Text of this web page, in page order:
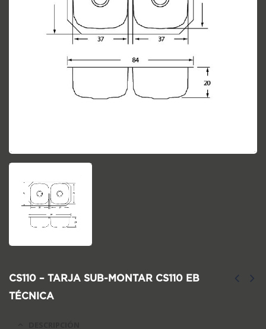
CS110 – TARJA SUB-MONTAR CS110 EB
TÉCNICA